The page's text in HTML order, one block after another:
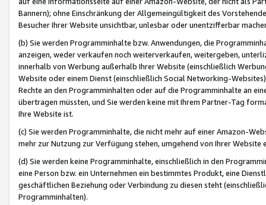
Bannern); ohne Einschränkung der Allgemeingültigkeit des
Besucher Ihrer Website unsichtbar, unlesbar oder unentzifferbar
(b) Sie werden Programminhalte bzw. Anwendungen, die
anzeigen, weder verkaufen noch weiterverkaufen, weitergeben,
innerhalb von Werbung außerhalb Ihrer Website (einschließlich
Website oder einem Dienst (einschließlich Social Networking-
Rechte an den Programminhalten oder auf die Programminhalte an
übertragen müssten, und Sie werden keine mit Ihrem Partner-Tag
Ihre Website ist.
(c) Sie werden Programminhalte, die nicht mehr auf einer Amazon-
mehr zur Nutzung zur Verfügung stehen, umgehend von Ihrer
(d) Sie werden keine Programminhalte, einschließlich in den
eine Person bzw. ein Unternehmen ein bestimmtes Produkt, eine
geschäftlichen Beziehung oder Verbindung zu diesen steht
Programminhalten).